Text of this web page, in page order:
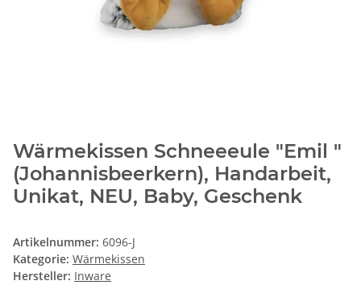
Wärmekissen Schneeeule "Emil "
(Johannisbeerkern), Handarbeit,
Unikat, NEU, Baby, Geschenk
Artikelnummer: 6096-J
Kategorie: Wärmekissen
Hersteller: Inware